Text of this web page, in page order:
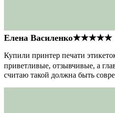
Елена Василенко★★★★★
Купили принтер печати
приветливые, отзывчивые, а
считаю такой должна быть